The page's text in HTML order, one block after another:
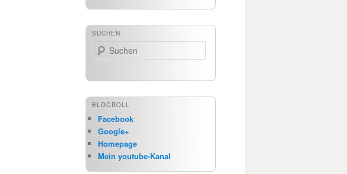
SUCHEN
Suchen
BLOGROLL
Facebook
Google+
Homepage
Mein youtube-Kanal